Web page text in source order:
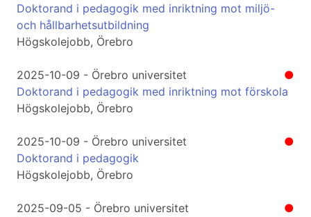
Doktorand i pedagogik med inriktning mot miljö-
och hållbarhetsutbildning
Högskolejobb, Örebro
●
2025-10-09 - Örebro universitet
Doktorand i pedagogik med inriktning mot förskola
Högskolejobb, Örebro
●
2025-10-09 - Örebro universitet
Doktorand i pedagogik
Högskolejobb, Örebro
●
2025-09-05 - Örebro universitet